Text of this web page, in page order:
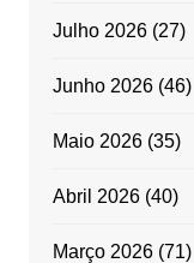
Julho 2026(27)
Junho 2026(46)
Maio 2026(35)
Abril 2026(40)
Março 2026(71)